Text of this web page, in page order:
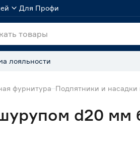
Для Профи
лояльности
фурнитура Подпятники и насадки
d20 мм